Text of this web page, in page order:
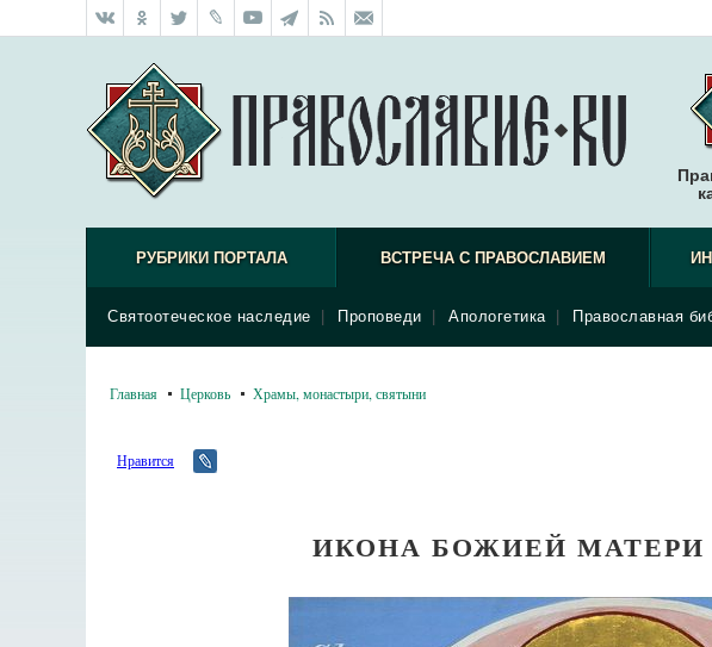
РУБРИКИ ПОРТАЛА ВСТРЕЧА С ПРАВОСЛАВИЕМ
Святоотеческое наследие Проповеди Апологетика Православная
Главная Церковь Храмы, монастыри, святыни
Нравится
ИКОНА БОЖИЕЙ МАТЕРИ